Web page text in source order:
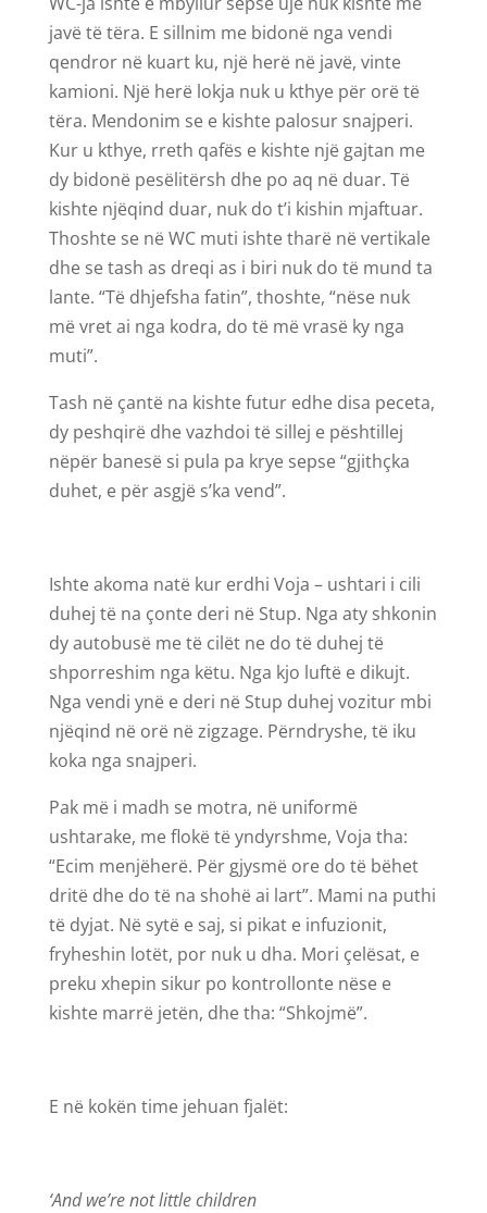
javë të tëra. E sillnim me bidonë nga vendi
qendror në kuart ku, një herë në javë, vinte
kamioni. Një herë lokja nuk u kthye për orë të
tëra. Mendonim se e kishte palosur snajperi.
Kur u kthye, rreth qafës e kishte një gajtan me
dy bidonë pesëlitërsh dhe po aq në duar. Të
kishte njëqind duar, nuk do t’i kishin mjaftuar.
Thoshte se në WC muti ishte tharë në vertikale
dhe se tash as dreqi as i biri nuk do të mund ta
lante. “Të dhjefsha fatin”, thoshte, “nëse nuk
më vret ai nga kodra, do të më vrasë ky nga
muti”.
Tash në çantë na kishte futur edhe disa peceta,
dy peshqirë dhe vazhdoi të sillej e pështillej
nëpër banesë si pula pa krye sepse “gjithçka
duhet, e për asgjë s’ka vend”.
Ishte akoma natë kur erdhi Voja – ushtari i cili
duhej të na çonte deri në Stup. Nga aty shkonin
dy autobusë me të cilët ne do të duhej të
shporreshim nga këtu. Nga kjo luftë e dikujt.
Nga vendi ynë e deri në Stup duhej vozitur mbi
njëqind në orë në zigzage. Përndryshe, të iku
koka nga snajperi.
Pak më i madh se motra, në uniformë
ushtarake, me flokë të yndyrshme, Voja tha:
“Ecim menjëherë. Për gjysmë ore do të bëhet
dritë dhe do të na shohë ai lart”. Mami na puthi
të dyjat. Në sytë e saj, si pikat e infuzionit,
fryheshin lotët, por nuk u dha. Mori çelësat, e
preku xhepin sikur po kontrollonte nëse e
kishte marrë jetën, dhe tha: “Shkojmë”.
E në kokën time jehuan fjalët:
‘And we’re not little children